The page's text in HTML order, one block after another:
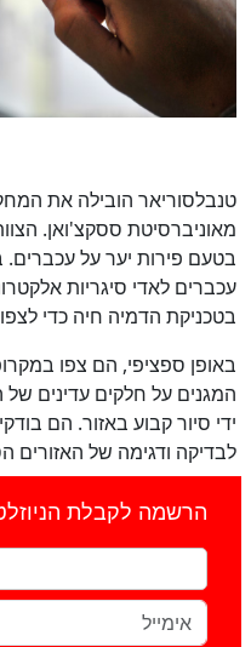
טנבלסוריאר הובילה את
מאוניברסיטת ססקצ'ואן.
בטעם פירות יער על
עכברים לאדי סיגריות
בטכניקת הדמיה חיה כדי
באופן ספציפי, הם צפו
המגנים על חלקים עדינים של
ידי סיור קבוע באזור. הם
לבדיקה ודגימה של האזורים
הרשמה לקבלת